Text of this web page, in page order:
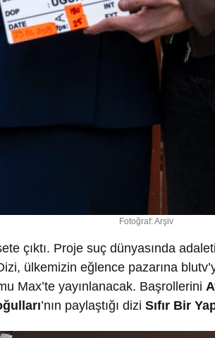
Fotoğraf: Arşiv
çıktı. Proje suç dünyasında
ülkemizin eğlence pazarına
Max’te yayınlanacak. Başrollerini
’nın paylaştığı dizi Sıfır Bir